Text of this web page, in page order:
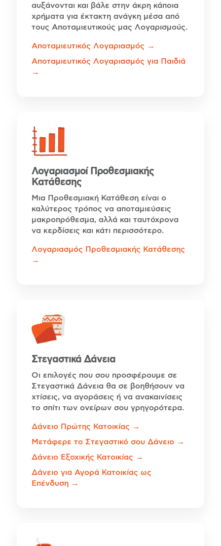
αυξάνονται και βάλε στην άκρη κάποια
χρήματα για έκτακτη ανάγκη μέσα από
τους Αποταμιευτικούς μας Λογαρισμούς.
Αποταμιευτικός Λογαριασμός →
Αποταμιευτικός Λογαριασμός για Παιδιά
→
Λογαριασμοί Προθεσμιακής
Κατάθεσης
Μια Προθεσμιακή Κατάθεση είναι ο
καλύτερος τρόπος να αποταμιεύσεις
μακροπρόθεσμα, αλλά και ταυτόχρονα
να κερδίσεις και κάτι περισσότερο.
Λογαριασμός Προθεσμιακής Κατάθεσης
→
Στεγαστικά Δάνεια
Οι επιλογές που σου προσφέρουμε σε
Στεγαστικά Δάνεια θα σε βοηθήσουν να
χτίσεις, να αγοράσεις ή να ανακαινίσεις
το σπίτι των ονείρων σου γρηγορότερα.
Δάνειο Πρώτης Κατοικίας →
Μετάφερε το Στεγαστικό σου Δάνειο →
Δάνειο Εξοχικής Κατοικίας →
Δάνειο για Αγορά Κατοικίας ως
Επένδυση →